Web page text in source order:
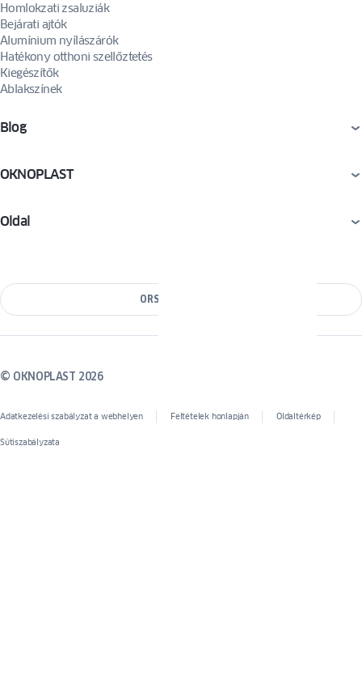
Homlokzati zsaluziák
Bejárati ajtók
Alumínium nyílászárók
Hatékony otthoni szellőztetés
Kiegészítők
Ablakszínek
Blog
OKNOPLAST
Oldal
ORSZÁG VÁLTÁSA
© OKNOPLAST 2026
Adatkezelési szabályzat a webhelyen Feltételek honlapján Oldaltérkép
Sütiszabályzata